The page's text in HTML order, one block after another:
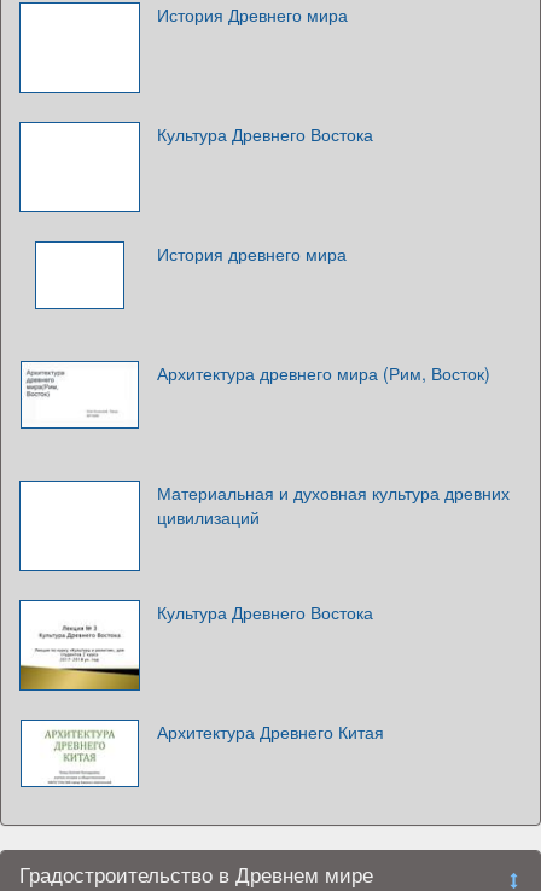
История Древнего мира
Культура Древнего Востока
История древнего мира
Архитектура древнего мира (Рим, Восток)
Материальная и духовная культура древних
цивилизаций
Культура Древнего Востока
Архитектура Древнего Китая
Градостроительство в Древнем мире